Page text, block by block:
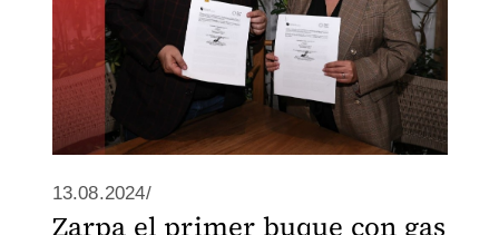
13.08.2024/
Zarpa el primer buque con gas